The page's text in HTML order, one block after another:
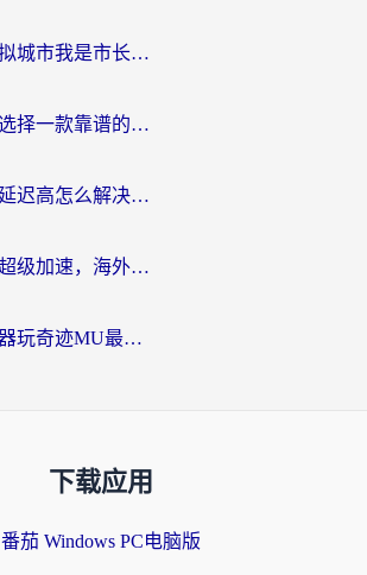
意大利怎么玩模拟城市我是市长？海外党国服游戏加速终极攻略（附三国3量子特攻解决办法）
人在海外，如何选择一款靠谱的玩剑灵2加速器？
国外玩灌篮高手延迟高怎么解决？海外玩家国服游戏加速终极指南
非人学园加速器超级加速，海外玩家重返国服的通行证
国外用什么加速器玩奇迹MU最好？2026海外玩家国服游戏加速全攻略
下载应用
番茄 Windows PC电脑版